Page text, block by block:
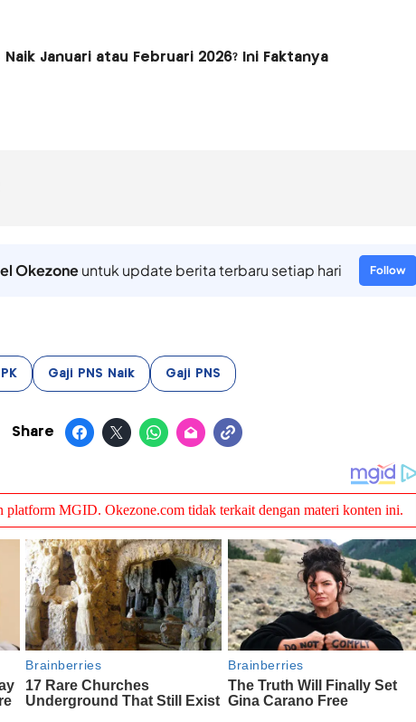
Naik Januari atau Februari 2026? Ini Faktanya
Okezoneuntuk update berita terbaru setiap hari Follow
Gaji PNS Naik Gaji PNS
Share